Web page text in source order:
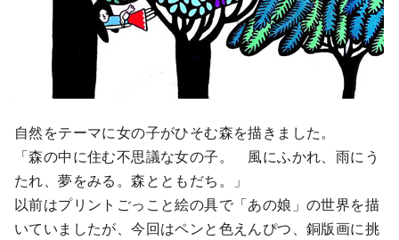
自然をテーマに女の子がひそむ森を描きました。
「森の中に住む不思議な女の子。 風にふかれ、雨にう
たれ、夢をみる。森とともだち。」
以前はプリントごっこと絵の具で「あの娘」の世界を描
いていましたが、今回はペンと色えんぴつ、銅版画に挑